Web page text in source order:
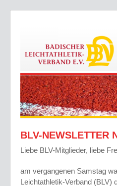
BLV-NEWSLETTER
Liebe BLV-Mitglieder, liebe
am vergangenen Samstag
Leichtathletik-Verband (BLV)